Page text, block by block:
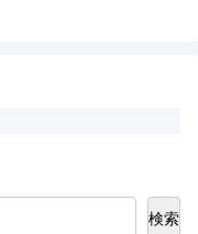
検索